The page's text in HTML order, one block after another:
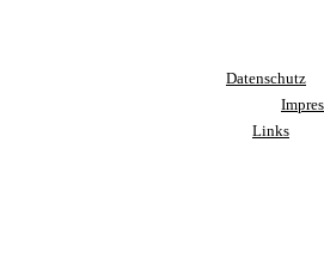
Datenschutz
Links